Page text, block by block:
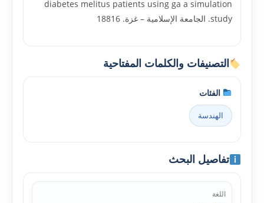
diabetes melitus patients using ga a simulation
study. الجامعة الإسلامية – غزة. 18816
التصنيفات والكلمات المفتاحية
الفئات
الهندسة
تفاصيل البحث
اللغة